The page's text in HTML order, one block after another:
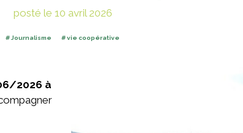
posté le 10 avril 2026
Journalisme vie coopérative
2026 à